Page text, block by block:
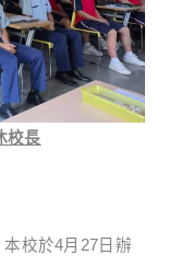
校長
校於4月27日辦